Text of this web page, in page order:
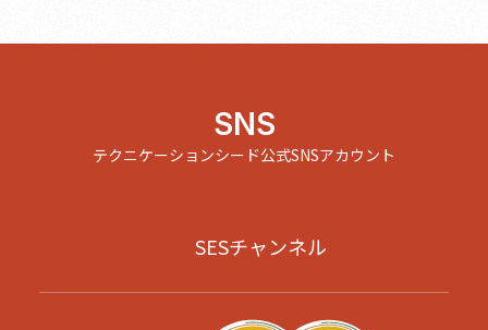
SNS
テクニケーションシード公式SNSアカウント
SESチャンネル